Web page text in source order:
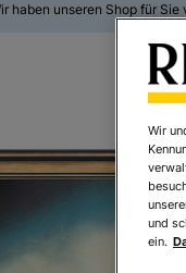
haben unseren Shop für
Wir
und
ein.